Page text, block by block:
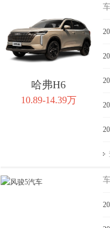
哈弗H6
10.89-14.39万